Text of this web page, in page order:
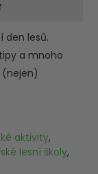
den lesů.
a mnoho
(nejen)
aktivity,
lesní školy,